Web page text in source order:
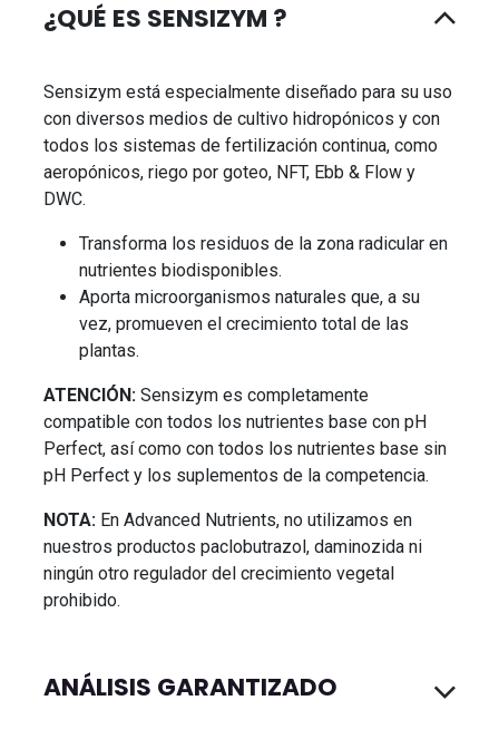
¿QUÉ ES SENSIZYM ?
Sensizym está especialmente diseñado para su uso
con diversos medios de cultivo hidropónicos y con
todos los sistemas de fertilización continua, como
aeropónicos, riego por goteo, NFT, Ebb & Flow y
DWC.
Transforma los residuos de la zona radicular en
nutrientes biodisponibles.
Aporta microorganismos naturales que, a su
vez, promueven el crecimiento total de las
plantas.
ATENCIÓN: Sensizym es completamente
compatible con todos los nutrientes base con pH
Perfect, así como con todos los nutrientes base sin
pH Perfect y los suplementos de la competencia.
NOTA: En Advanced Nutrients, no utilizamos en
nuestros productos paclobutrazol, daminozida ni
ningún otro regulador del crecimiento vegetal
prohibido.
ANÁLISIS GARANTIZADO